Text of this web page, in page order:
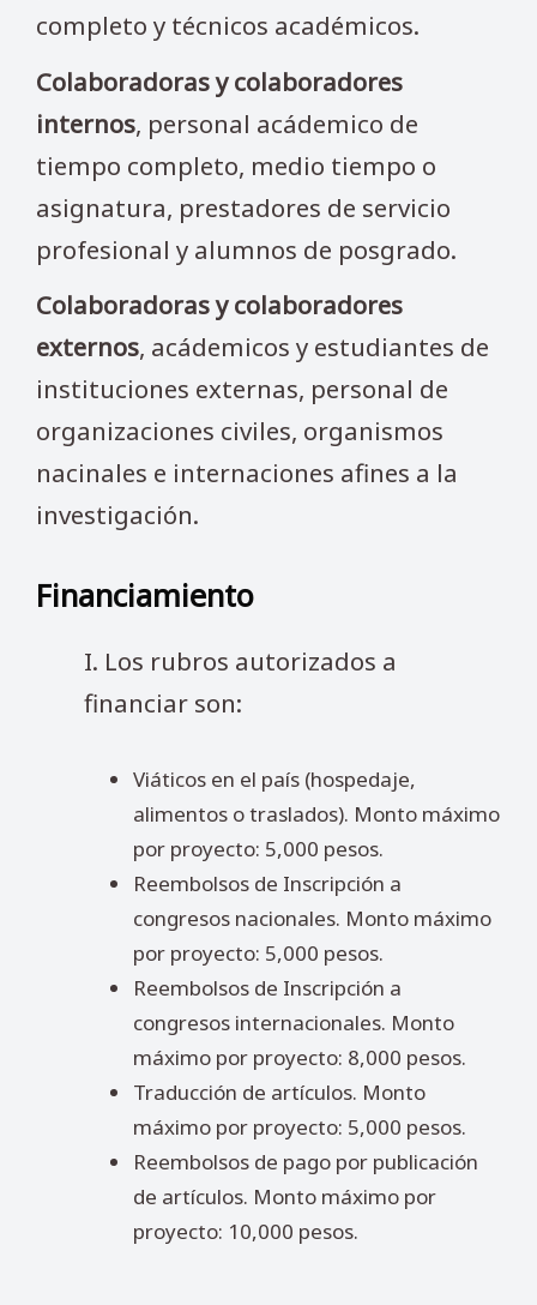
completo y técnicos académicos.
Colaboradoras y colaboradores
internos, personal acádemico de
tiempo completo, medio tiempo o
asignatura, prestadores de servicio
profesional y alumnos de posgrado.
Colaboradoras y colaboradores
externos, acádemicos y estudiantes de
instituciones externas, personal de
organizaciones civiles, organismos
nacinales e internaciones afines a la
investigación.
Financiamiento
I. Los rubros autorizados a
financiar son:
Viáticos en el país (hospedaje,
alimentos o traslados). Monto máximo
por proyecto: 5,000 pesos.
Reembolsos de Inscripción a
congresos nacionales. Monto máximo
por proyecto: 5,000 pesos.
Reembolsos de Inscripción a
congresos internacionales. Monto
máximo por proyecto: 8,000 pesos.
Traducción de artículos. Monto
máximo por proyecto: 5,000 pesos.
Reembolsos de pago por publicación
de artículos. Monto máximo por
proyecto: 10,000 pesos.